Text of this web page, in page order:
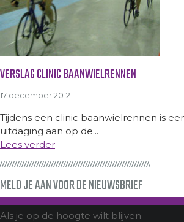
VERSLAG CLINIC BAANWIELRENNEN
17 december 2012
Tijdens een clinic baanwielrennen is
uitdaging aan op de...
Lees verder
MELD JE AAN VOOR DE NIEUWSBRIEF
Als je op de hoogte wilt blijven